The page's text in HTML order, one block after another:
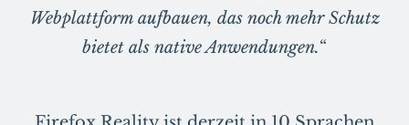
Webplattform aufbauen, das noch mehr Schutz
bietet als native Anwendungen.“